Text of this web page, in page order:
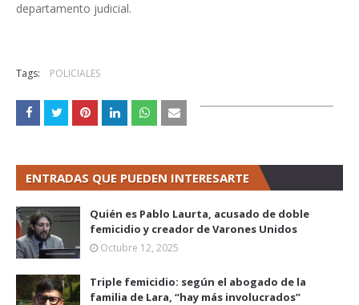
departamento judicial.
Tags: POLICIALES
ENTRADAS QUE PUEDEN INTERESARTE
Quién es Pablo Laurta, acusado de doble
femicidio y creador de Varones Unidos
Octubre 12, 2025
Triple femicidio: según el abogado de la
familia de Lara, “hay más involucrados”